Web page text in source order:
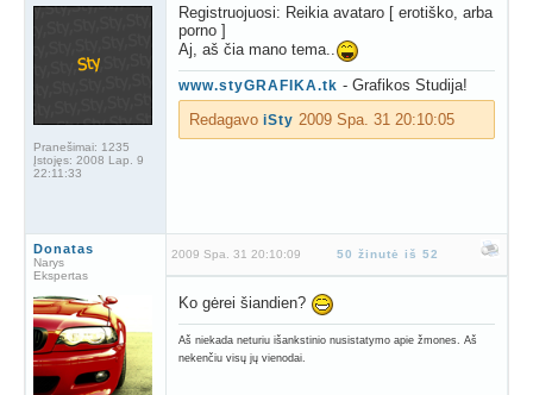
Pranešimai: 1235
Įstojęs: 2008 Lap. 9
22:11:33
Registruojuosi: Reikia avataro [ erotiško, arba
porno ]
Aj, aš čia mano tema..
www.styGRAFIKA.tk - Grafikos Studija!
Redagavo iSty 2009 Spa. 31 20:10:05
Donatas
Narys
Ekspertas
2009 Spa. 31 20:10:09 50 žinutė iš 52
Ko gėrei šiandien?
Aš niekada neturiu išankstinio nusistatymo apie žmones. Aš
nekenčiu visų jų vienodai.